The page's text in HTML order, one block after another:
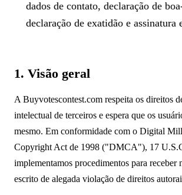
dados de contato, declaração de
declaração de exatidão e assinatura
1. Visão geral
A Buyvotescontest.com respeita os direitos
intelectual de terceiros e espera que os
mesmo. Em conformidade com o Digital
Copyright Act de 1998 ("DMCA"), 17
implementamos procedimentos para receber
escrito de alegada violação de direitos